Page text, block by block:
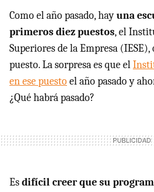
Como el año pasado, hayuna
primeros diez puestos, el
Superiores de la Empresa (IESE),
puesto. La sorpresa es que el
en ese puestoel año pasado y
¿Qué habrá pasado?
Esdifícil creer que su